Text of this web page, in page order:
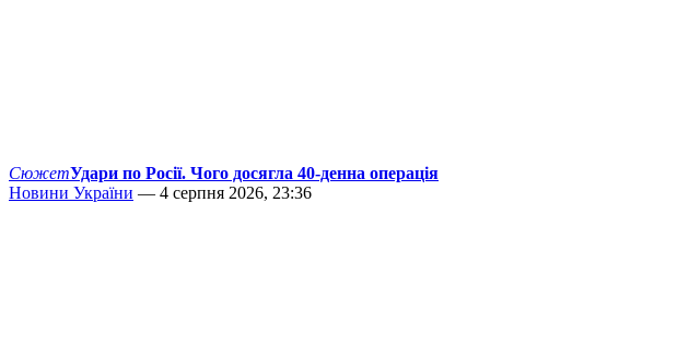
СюжетУдари по Росії. Чого досягла 40-денна операція
Новини України — 4 серпня 2026, 23:36